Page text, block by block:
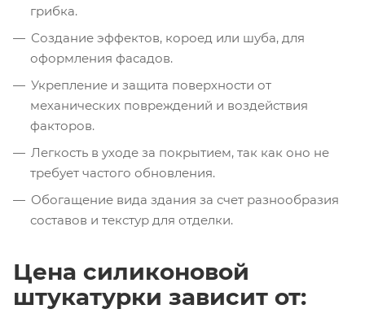
грибка.
Создание эффектов, короед или шуба, для
оформления фасадов.
Укрепление и защита поверхности от
механических повреждений и воздействия
факторов.
Легкость в уходе за покрытием, так как оно не
требует частого обновления.
Обогащение вида здания за счет разнообразия
составов и текстур для отделки.
Цена силиконовой
штукатурки зависит от: